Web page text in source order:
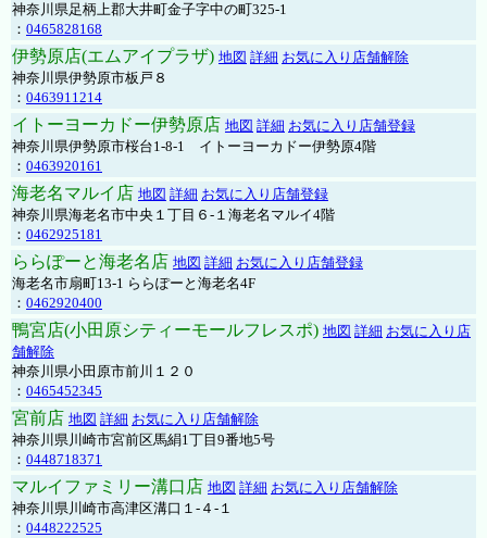
神奈川県足柄上郡大井町金子字中の町325-1
： 0465828168
伊勢原店(エムアイプラザ) 地図 詳細 お気に入り店舗解除
神奈川県伊勢原市板戸８
： 0463911214
イトーヨーカドー伊勢原店 地図 詳細 お気に入り店舗登録
神奈川県伊勢原市桜台1-8-1 イトーヨーカドー伊勢原4階
： 0463920161
海老名マルイ店 地図 詳細 お気に入り店舗登録
神奈川県海老名市中央１丁目６-１海老名マルイ4階
： 0462925181
ららぽーと海老名店 地図 詳細 お気に入り店舗登録
海老名市扇町13-1 ららぽーと海老名4F
： 0462920400
鴨宮店(小田原シティーモールフレスポ) 地図 詳細 お気に入り店
舗解除
神奈川県小田原市前川１２０
： 0465452345
宮前店 地図 詳細 お気に入り店舗解除
神奈川県川崎市宮前区馬絹1丁目9番地5号
： 0448718371
マルイファミリー溝口店 地図 詳細 お気に入り店舗解除
神奈川県川崎市高津区溝口１-４-１
： 0448222525